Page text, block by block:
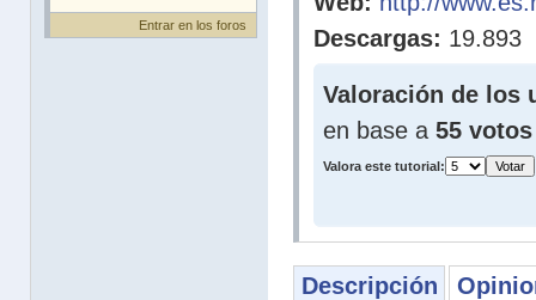
Entrar en los foros
Descargas: 19.893
Valoración de los
en base a 55 votos
Valora este tutorial:
Descripción